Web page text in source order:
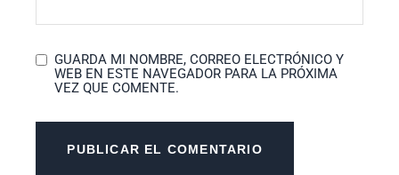
GUARDA MI NOMBRE, CORREO ELECTRÓNICO Y
WEB EN ESTE NAVEGADOR PARA LA PRÓXIMA
VEZ QUE COMENTE.
PUBLICAR EL COMENTARIO